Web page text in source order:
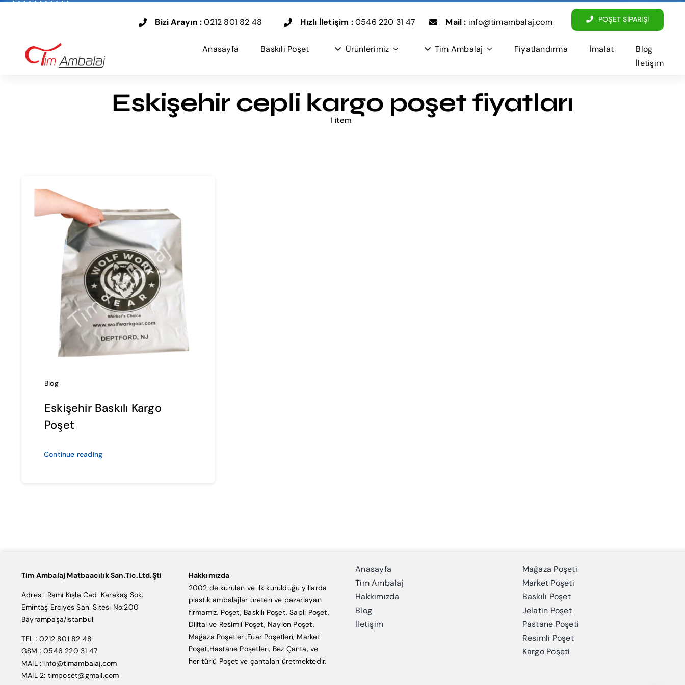
Bizi Arayın :0212 801 82 48 Hızlı İletişim :0546 220 31 47 Mail : info@timambalaj.com POŞET SİPARİŞİ
Anasayfa Baskılı Poşet Ürünlerimiz Tim Ambalaj Fiyatlandırma İmalat
Blog
İletişim
Eskişehir cepli kargo poşet fiyatları
1 item
Blog
Eskişehir Baskılı Kargo
Poşet
Continue reading
Tim Ambalaj Matbaacılık San.Tic.Ltd.Şti
Adres : Rami Kışla Cad. Karakaş Sok.
Emintaş Erciyes San. Sitesi No:200
Bayrampaşa/İstanbul
TEL : 0212 801 82 48
GSM : 0546 220 31 47
MAİL : info@timambalaj.com
MAİL 2: timposet@gmail.com
Hakkımızda
2002 de kurulan ve ilk kurulduğu yıllarda
plastik ambalajlar üreten ve pazarlayan
firmamız, Poşet, Baskılı Poşet, Saplı Poşet,
Dijital ve Resimli Poşet, Naylon Poşet,
Mağaza Poşetleri,Fuar Poşetleri, Market
Poşet,Hastane Poşetleri, Bez Çanta, ve
her türlü Poşet ve çantaları üretmektedir.
Anasayfa
Tim Ambalaj
Hakkımızda
Blog
İletişim
Mağaza Poşeti
Market Poşeti
Baskılı Poşet
Jelatin Poşet
Pastane Poşeti
Resimli Poşet
Kargo Poşeti